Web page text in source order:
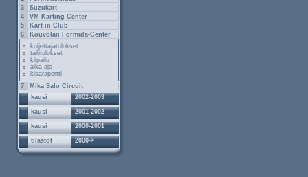
3
Suzukart
4
VM Karting Center
5
Kart in Club
6
Kouvolan Formula-Center
kuljettajatulokset
tallitulokset
kilpailu
aika-ajo
kisaraportti
7
Mika Salo Circuit
kausi
2002-2003
kausi 2001-2002
kausi 2000-2001
tilastot 2000->